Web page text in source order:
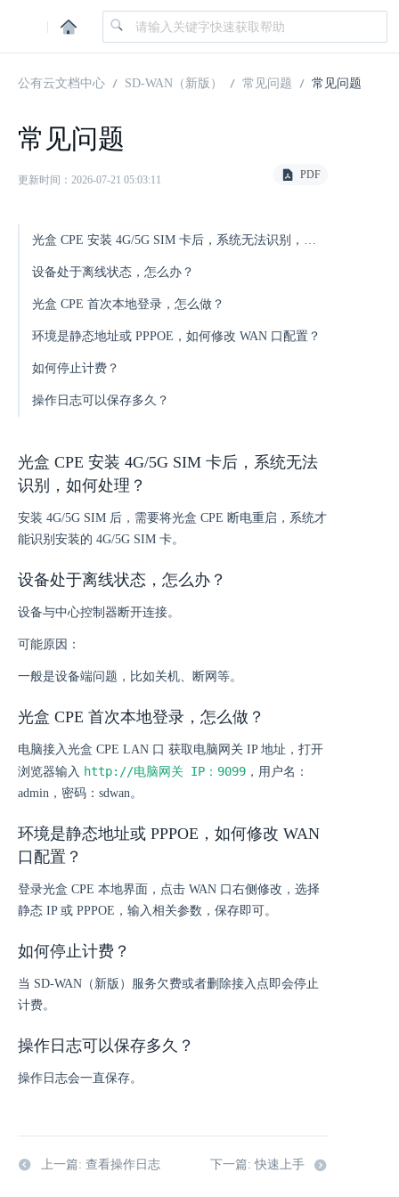
|
公有云文档中心 SD-WAN（新版） 常见问题 常见问题
常见问题
更新时间：2026-07-21 05:03:11 PDF
光盒 CPE 安装 4G/5G SIM 卡后，系统无法识别，如何处理？
设备处于离线状态，怎么办？
光盒 CPE 首次本地登录，怎么做？
环境是静态地址或 PPPOE，如何修改 WAN 口配置？
如何停止计费？
操作日志可以保存多久？
光盒 CPE 安装 4G/5G SIM 卡后，系统无法
识别，如何处理？
安装 4G/5G SIM 后，需要将光盒 CPE 断电重启，系统才
能识别安装的 4G/5G SIM 卡。
设备处于离线状态，怎么办？
设备与中心控制器断开连接。
可能原因：
一般是设备端问题，比如关机、断网等。
光盒 CPE 首次本地登录，怎么做？
电脑接入光盒 CPE LAN 口 获取电脑网关 IP 地址，打开
浏览器输入 http://电脑网关 IP：9099 ，用户名：
admin，密码：sdwan。
环境是静态地址或 PPPOE，如何修改 WAN
口配置？
登录光盒 CPE 本地界面，点击 WAN 口右侧修改，选择
静态 IP 或 PPPOE，输入相关参数，保存即可。
如何停止计费？
当 SD-WAN（新版）服务欠费或者删除接入点即会停止
计费。
操作日志可以保存多久？
操作日志会一直保存。
上一篇: 查看操作日志 下一篇: 快速上手